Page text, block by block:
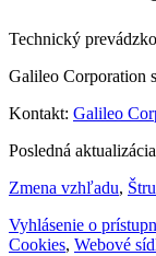
Technický
Galileo Corporation
Kontakt: Galileo
Posledná
Zmena vzhľadu,
Vyhlásenie o
Cookies, Webové